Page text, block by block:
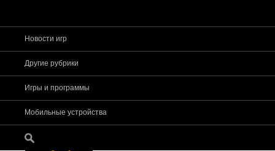
Новости игр
Другие рубрики
Игры и программы
Мобильные устройства
Страница
Форум app-s » Основное » Общие темы об iOS-
игры (подборка)
Мрачные игры (подборка)